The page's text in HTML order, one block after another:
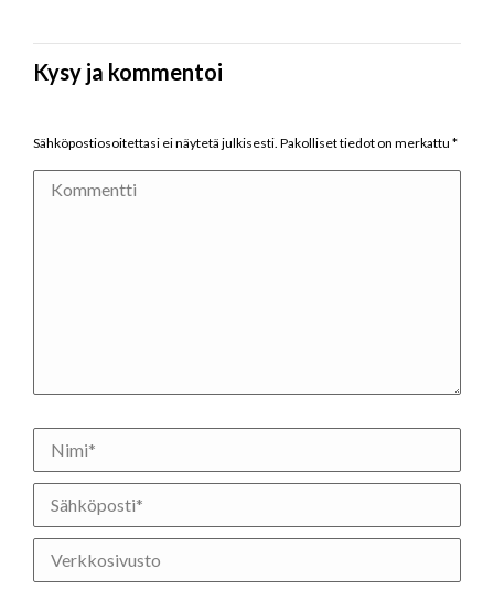
Kysy ja kommentoi
Sähköpostiosoitettasi ei näytetä julkisesti. Pakolliset tiedot on merkattu *
Kommentti
Nimi *
Sähköposti *
Verkkosivusto